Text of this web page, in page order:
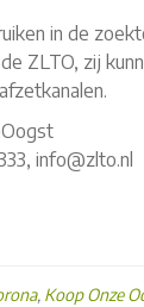
in de
ZLTO, zij
info@zlto.nl
, Koop Onze